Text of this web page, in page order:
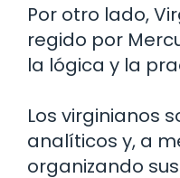
Por otro lado,
regido por
la lógica y la
Los virginianos
analíticos y, a
organizando